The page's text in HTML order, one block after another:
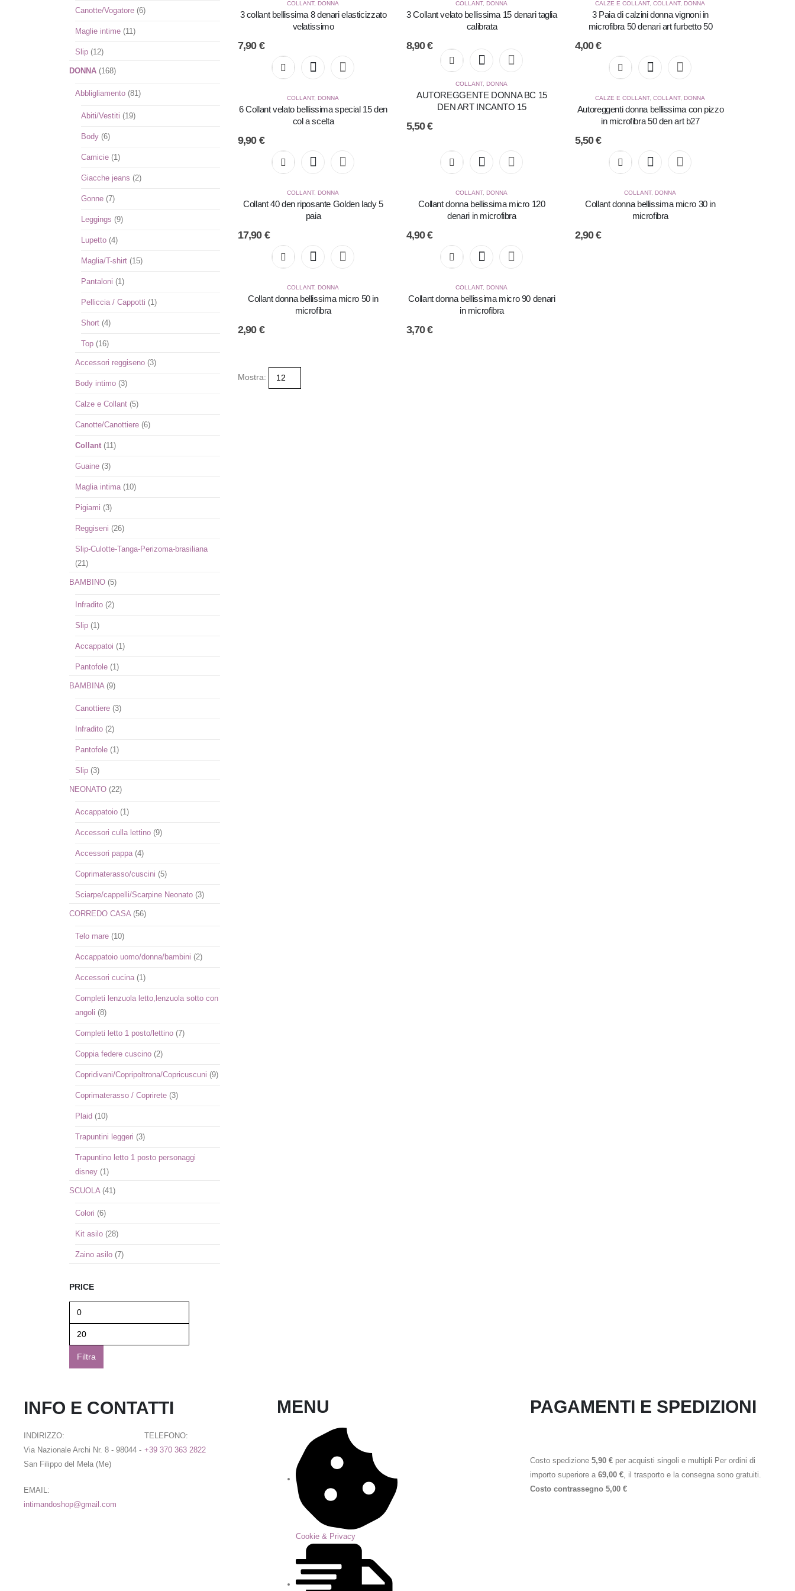
COLLANT,DONNA
3 collant bellissima 8 denari elasticizzato
velatissimo
7,90 €
COLLANT,DONNA
3 Collant velato bellissima 15 denari taglia
calibrata
8,90€
CALZE E COLLANT,COLLANT,DONNA
3 Paia di calzini donna vignoni in
microfibra 50 denari art furbetto 50
4,00€
COLLANT,DONNA
6 Collant velato bellissima special 15 den
col a scelta
9,90 €
COLLANT,DONNA
AUTOREGGENTE DONNA BC 15
DEN ART INCANTO 15
5,50€
CALZE E COLLANT,COLLANT,DONNA
Autoreggenti donna bellissima con pizzo
in microfibra 50 den art b27
5,50€
COLLANT,DONNA
Collant 40 den riposante Golden lady 5
paia
17,90 €
COLLANT,DONNA
Collant donna bellissima micro 120
denari in microfibra
4,90€
COLLANT,DONNA
Collant donna bellissima micro 30 in
microfibra
2,90€
COLLANT,DONNA
Collant donna bellissima micro 50 in
microfibra
2,90 €
COLLANT,DONNA
Collant donna bellissima micro 90 denari
in microfibra
3,70€
Mostra:
Canotte/Vogatore (6)
Maglie intime (11)
Slip (12)
DONNA (168)
Abbligliamento (81)
Abiti/Vestiti (19)
Body (6)
Camicie (1)
Giacche jeans (2)
Gonne (7)
Leggings (9)
Lupetto (4)
Maglia/T-shirt (15)
Pantaloni (1)
Pelliccia / Cappotti (1)
Short (4)
Top (16)
Accessori reggiseno (3)
Body intimo (3)
Calze e Collant (5)
Canotte/Canottiere (6)
Collant (11)
Guaine (3)
Maglia intima (10)
Pigiami (3)
Reggiseni (26)
Slip-Culotte-Tanga-Perizoma-brasiliana
(21)
BAMBINO (5)
Infradito (2)
Slip (1)
Accappatoi (1)
Pantofole (1)
BAMBINA (9)
Canottiere (3)
Infradito (2)
Pantofole (1)
Slip (3)
NEONATO (22)
Accappatoio (1)
Accessori culla lettino (9)
Accessori pappa (4)
Coprimaterasso/cuscini (5)
Sciarpe/cappelli/Scarpine Neonato (3)
CORREDO CASA (56)
Telo mare (10)
Accappatoio uomo/donna/bambini (2)
Accessori cucina (1)
Completi lenzuola letto,lenzuola sotto con
angoli (8)
Completi letto 1 posto/lettino (7)
Coppia federe cuscino (2)
Copridivani/Copripoltrona/Copricuscuni (9)
Coprimaterasso / Coprirete (3)
Plaid (10)
Trapuntini leggeri (3)
Trapuntino letto 1 posto personaggi
disney (1)
SCUOLA (41)
Colori (6)
Kit asilo (28)
Zaino asilo (7)
PRICE
Filtra
INFO E CONTATTI
INDIRIZZO:
Via Nazionale Archi Nr. 8 - 98044 -
San Filippo del Mela (Me)
TELEFONO:
+39 370 363 2822
EMAIL:
intimandoshop@gmail.com
MENU
Cookie & Privacy
PAGAMENTI E SPEDIZIONI
Costo spedizione 5,90 €per acquisti singoli e multipli Per ordini di
importo superiore a 69,00 €, il trasporto e la consegna sono gratuiti.
Costo contrassegno 5,00 €